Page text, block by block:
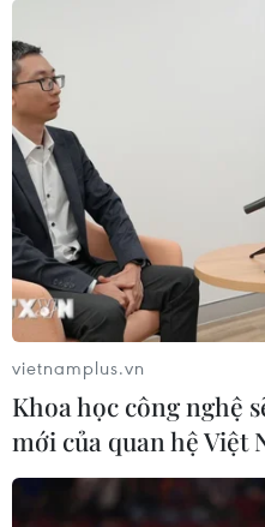
vietnamplus.vn
Khoa học công nghệ
mới của quan hệ Việt